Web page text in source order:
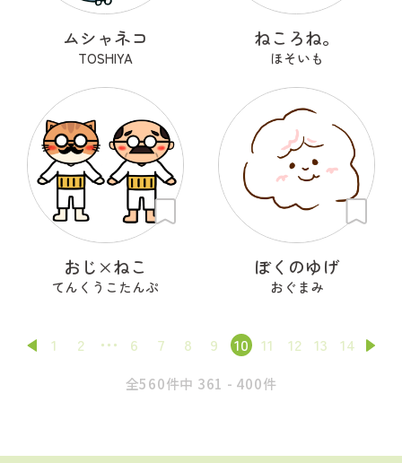
ムシャネコ
TOSHIYA
ねころね。
ほそいも
おじ×ねこ
てんくうこたんぷ
ぼくのゆげ
おぐまみ
1 2 6 7 8 9 10 11 12 13 14
全560件中 361 - 400件